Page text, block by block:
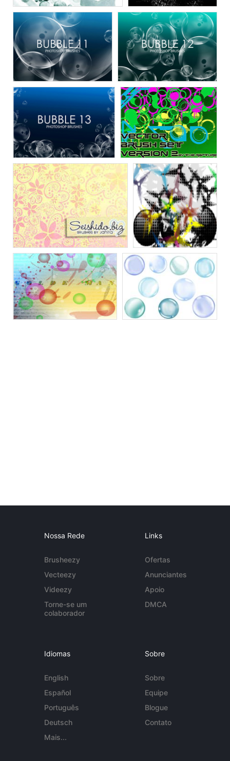
Nossa Rede
Brusheezy
Vecteezy
Videezy
Torne-se um
colaborador
Links
Ofertas
Anunciantes
Apoio
DMCA
Idiomas
English
Español
Português
Deutsch
Mais...
Sobre
Sobre
Equipe
Blogue
Contato